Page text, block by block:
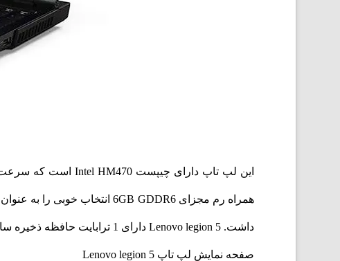
داشت. Lenovo legion 5 دارای 1 ترابایت حافظه ذخیره سازی HDD به همراه 512 گیگابایت حافظه‌ی SSD است.
صفحه نمایش لپ تاپ Lenovo legion 5